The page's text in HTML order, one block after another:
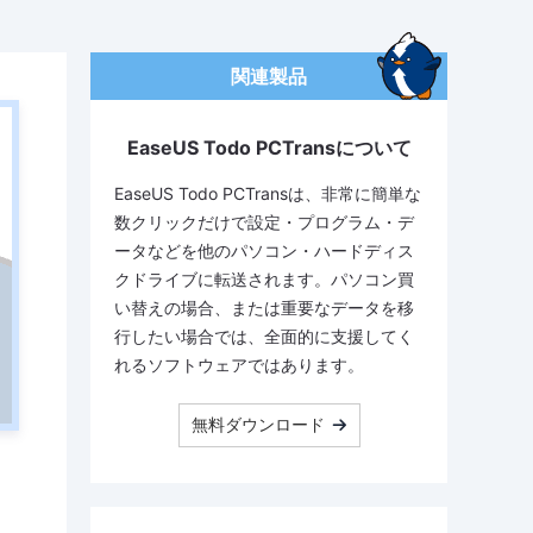
関連製品
EaseUS Todo PCTransについて
EaseUS Todo PCTransは、非常に簡単な
数クリックだけで設定・プログラム・デ
ータなどを他のパソコン・ハードディス
クドライブに転送されます。パソコン買
い替えの場合、または重要なデータを移
行したい場合では、全面的に支援してく
れるソフトウェアではあります。
無料ダウンロード